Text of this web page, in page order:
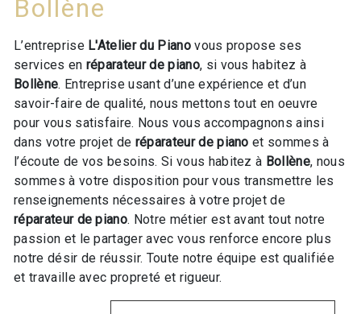
Bollène
L’entreprise L'Atelier du Pianovous propose ses
services en réparateur de piano, si vous habitez à
Bollène. Entreprise usant d’une expérience et d’un
savoir-faire de qualité, nous mettons tout en oeuvre
pour vous satisfaire. Nous vous accompagnons ainsi
dans votre projet de réparateur de piano et sommes à
l’écoute de vos besoins. Si vous habitez à Bollène, nous
sommes à votre disposition pour vous transmettre les
renseignements nécessaires à votre projet de
réparateur de piano. Notre métier est avant tout notre
passion et le partager avec vous renforce encore plus
notre désir de réussir. Toute notre équipe est qualifiée
et travaille avec propreté et rigueur.